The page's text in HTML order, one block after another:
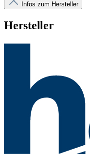
Infos zum Hersteller
Hersteller